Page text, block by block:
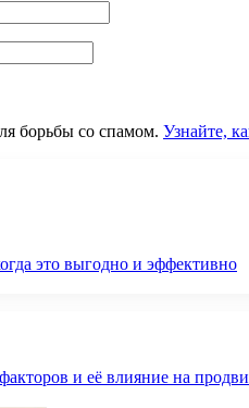
борьбы со спамом. Узнайте,
это выгодно и эффективно
и её влияние на